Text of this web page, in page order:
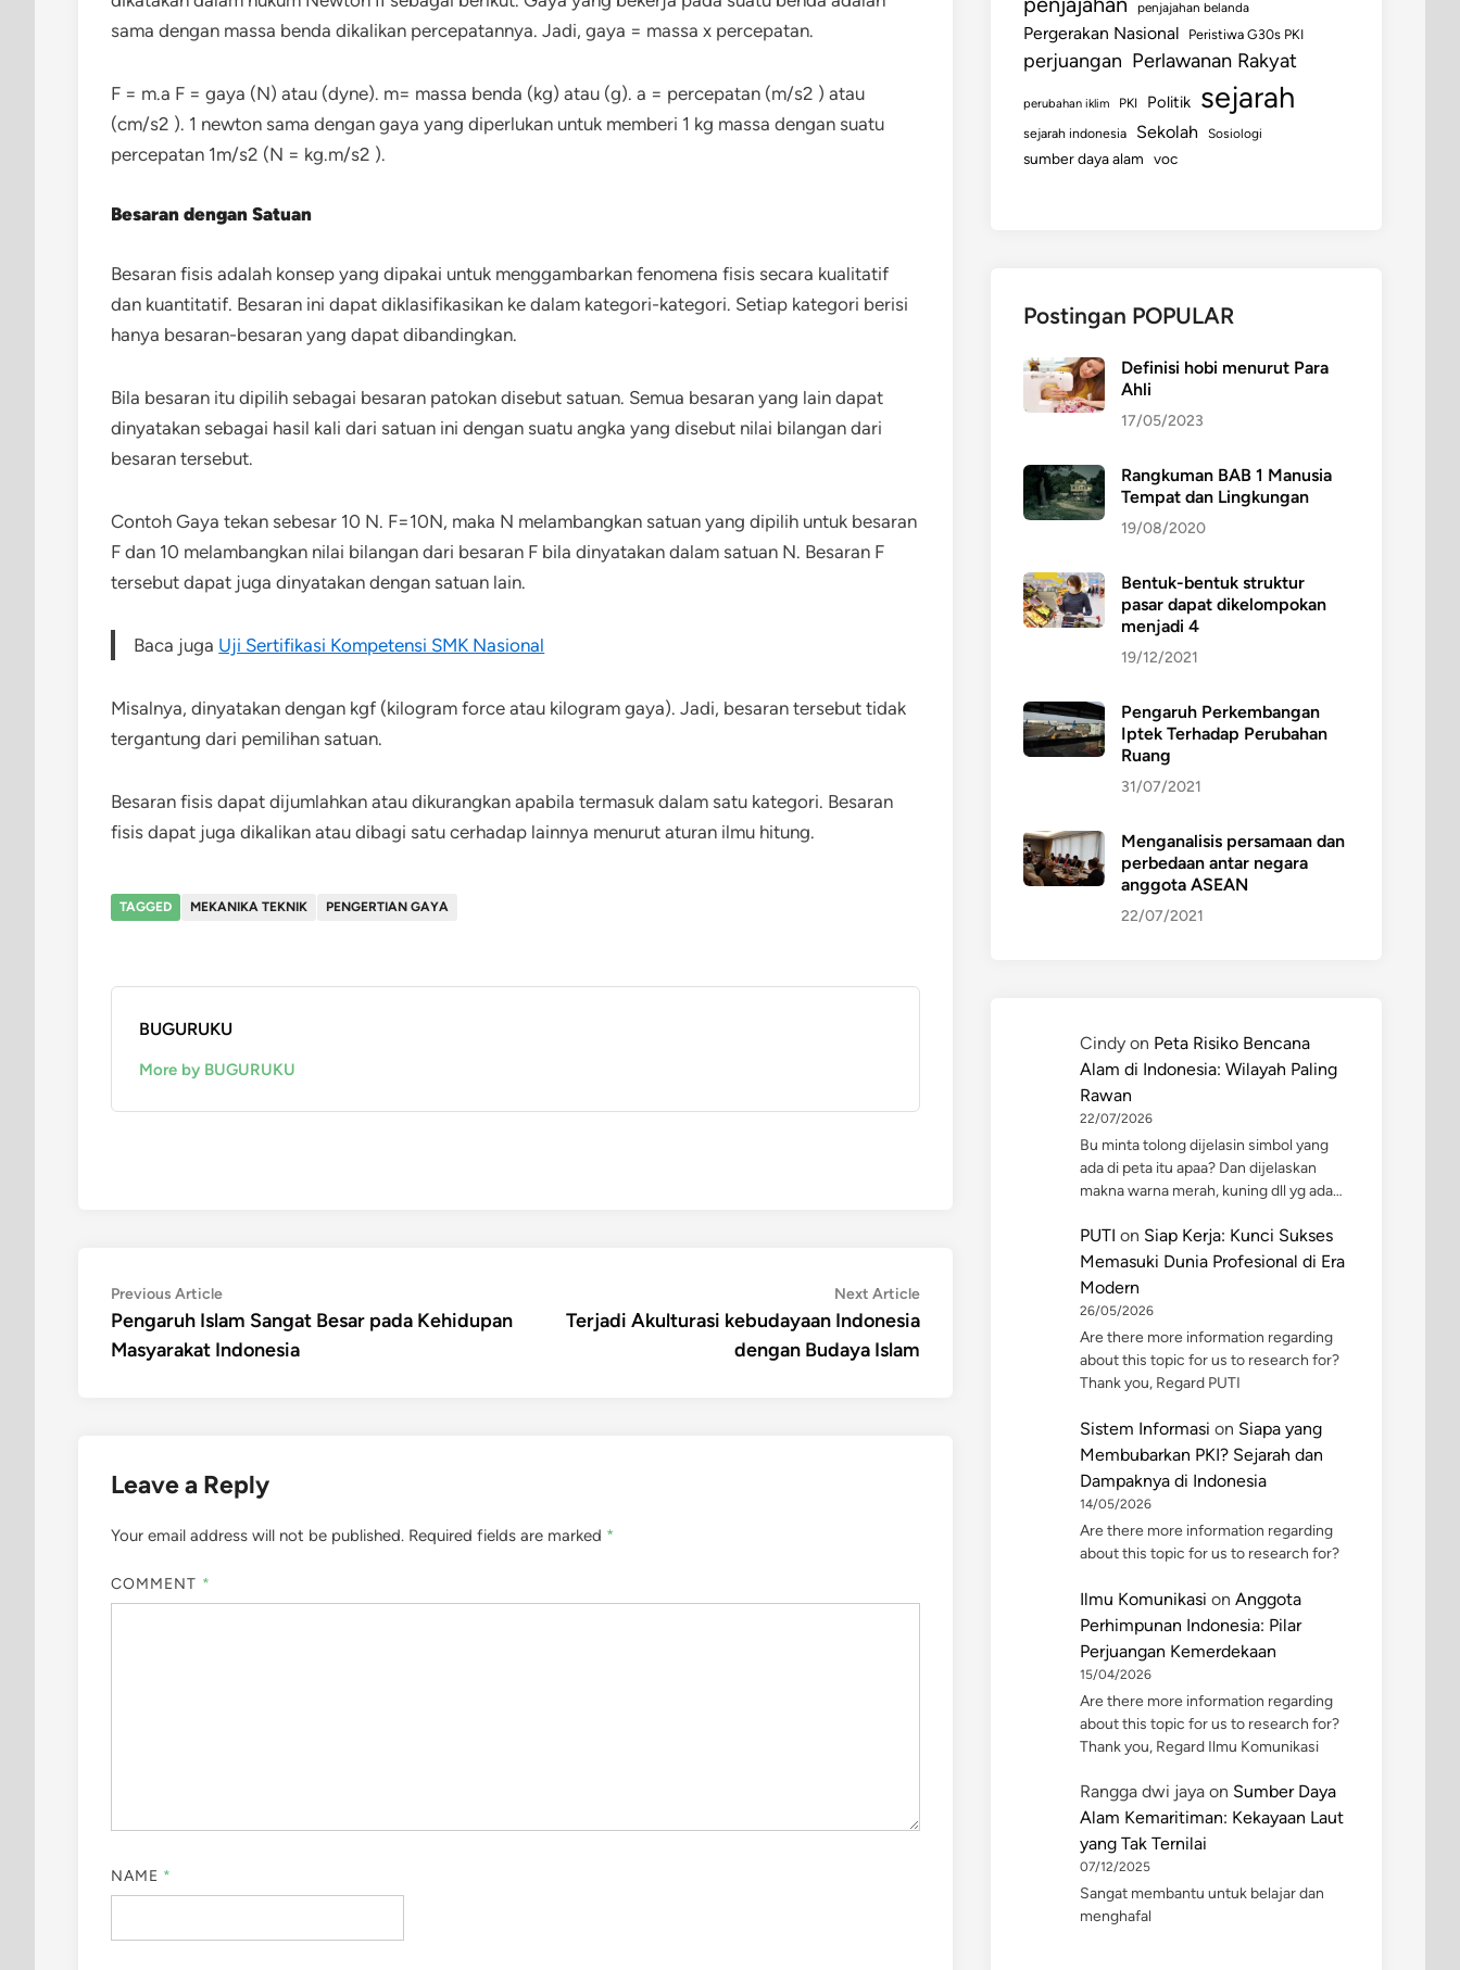
sama dengan massa benda dikalikan percepatannya. Jadi, gaya = massa x percepatan.
F = m.a F = gaya (N) atau (dyne). m= massa benda (kg) atau (g). a = percepatan (m/s2 ) atau
(cm/s2 ). 1 newton sama dengan gaya yang diperlukan untuk memberi 1 kg massa dengan suatu
percepatan 1m/s2 (N = kg.m/s2 ).
Besaran dengan Satuan
Besaran fisis adalah konsep yang dipakai untuk menggambarkan fenomena fisis secara kualitatif
dan kuantitatif. Besaran ini dapat diklasifikasikan ke dalam kategori-kategori. Setiap kategori berisi
hanya besaran-besaran yang dapat dibandingkan.
Bila besaran itu dipilih sebagai besaran patokan disebut satuan. Semua besaran yang lain dapat
dinyatakan sebagai hasil kali dari satuan ini dengan suatu angka yang disebut nilai bilangan dari
besaran tersebut.
Contoh Gaya tekan sebesar 10 N. F=10N, maka N melambangkan satuan yang dipilih untuk besaran
F dan 10 melambangkan nilai bilangan dari besaran F bila dinyatakan dalam satuan N. Besaran F
tersebut dapat juga dinyatakan dengan satuan lain.
Baca juga Uji Sertifikasi Kompetensi SMK Nasional
Misalnya, dinyatakan dengan kgf (kilogram force atau kilogram gaya). Jadi, besaran tersebut tidak
tergantung dari pemilihan satuan.
Besaran fisis dapat dijumlahkan atau dikurangkan apabila termasuk dalam satu kategori. Besaran
fisis dapat juga dikalikan atau dibagi satu cerhadap lainnya menurut aturan ilmu hitung.
TAGGED MEKANIKA TEKNIK PENGERTIAN GAYA
BUGURUKU
More by BUGURUKU
Post
navigation
Previous ArticlePrevious
article:
Pengaruh Islam Sangat Besar pada Kehidupan
Masyarakat Indonesia
Next ArticleNext
article:
Terjadi Akulturasi kebudayaan Indonesia
dengan Budaya Islam
Leave a Reply
Your email address will not be published. Required fields are marked *
COMMENT *
NAME *
penjajahan belanda
Pergerakan Nasional Peristiwa G30s PKI
perjuangan Perlawanan Rakyat
perubahan iklim PKI Politik sejarah
sejarah indonesia Sekolah Sosiologi
sumber daya alam voc
Postingan POPULAR
Definisi hobi menurut Para
Ahli
17/05/2023
Rangkuman BAB 1 Manusia
Tempat dan Lingkungan
19/08/2020
Bentuk-bentuk struktur
pasar dapat dikelompokan
menjadi 4
19/12/2021
Pengaruh Perkembangan
Iptek Terhadap Perubahan
Ruang
31/07/2021
Menganalisis persamaan dan
perbedaan antar negara
anggota ASEAN
22/07/2021
Cindy on Peta Risiko Bencana
Alam di Indonesia: Wilayah Paling
Rawan
22/07/2026
Bu minta tolong dijelasin simbol yang
ada di peta itu apaa? Dan dijelaskan
makna warna merah, kuning dll yg ada…
PUTI on Siap Kerja: Kunci Sukses
Memasuki Dunia Profesional di Era
Modern
26/05/2026
Are there more information regarding
about this topic for us to research for?
Thank you, Regard PUTI
Sistem Informasi on Siapa yang
Membubarkan PKI? Sejarah dan
Dampaknya di Indonesia
14/05/2026
Are there more information regarding
about this topic for us to research for?
Ilmu Komunikasi on Anggota
Perhimpunan Indonesia: Pilar
Perjuangan Kemerdekaan
15/04/2026
Are there more information regarding
about this topic for us to research for?
Thank you, Regard Ilmu Komunikasi
Rangga dwi jaya on Sumber Daya
Alam Kemaritiman: Kekayaan Laut
yang Tak Ternilai
07/12/2025
Sangat membantu untuk belajar dan
menghafal